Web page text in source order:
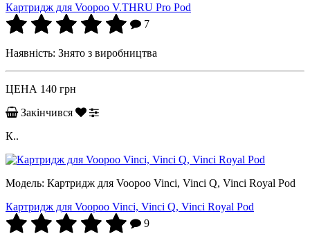
Картридж для Voopoo V.THRU Pro Pod
7
Наявність: Знято з виробництва
ЦЕНА 140 грн
Закінчився
К..
Модель: Картридж для Voopoo Vinci, Vinci Q, Vinci Royal Pod
Картридж для Voopoo Vinci, Vinci Q, Vinci Royal Pod
9